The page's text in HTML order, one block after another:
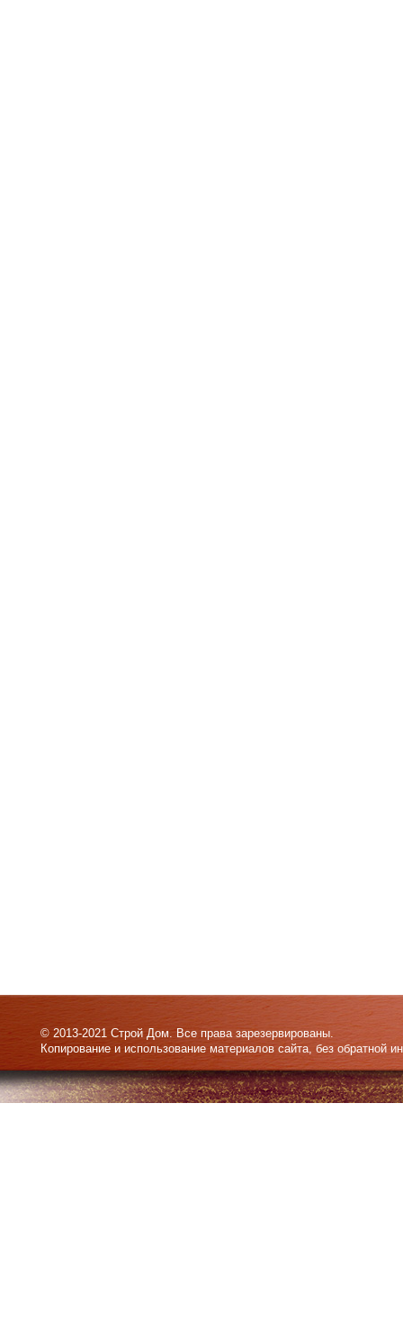
© 2013-2021 Строй Дом. Все права зарезервированы.
Копирование и использование материалов сайта, без обратной